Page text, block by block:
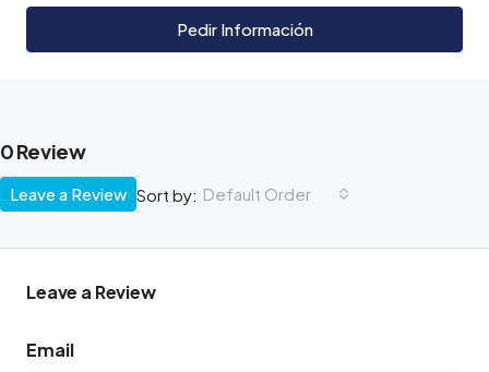
Pedir Información
0 Review
Sort by: Default Order
Leave a Review
Leave a Review
Email